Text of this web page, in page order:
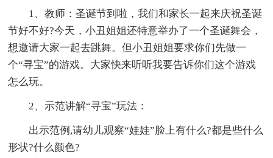
1、教师：圣诞节到啦，我们和家长一起来庆祝圣诞
节好不好?今天，小丑姐姐还特意举办了一个圣诞舞会，
想邀请大家一起去跳舞。但小丑姐姐要求你们先做一
个“寻宝”的游戏。大家快来听听我要告诉你们这个游戏
怎么玩。
2、示范讲解“寻宝”玩法：
出示范例,请幼儿观察“娃娃”脸上有什么?都是些什么
形状?什么颜色?